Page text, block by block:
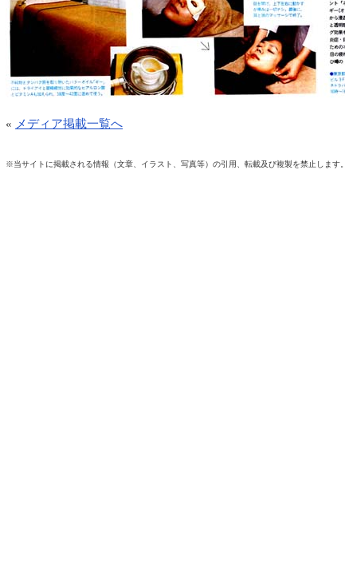
« メディア掲載一覧へ
※当サイトに掲載される情報（文章、イラスト、写真等）の引用、転載及び複製を禁止します。